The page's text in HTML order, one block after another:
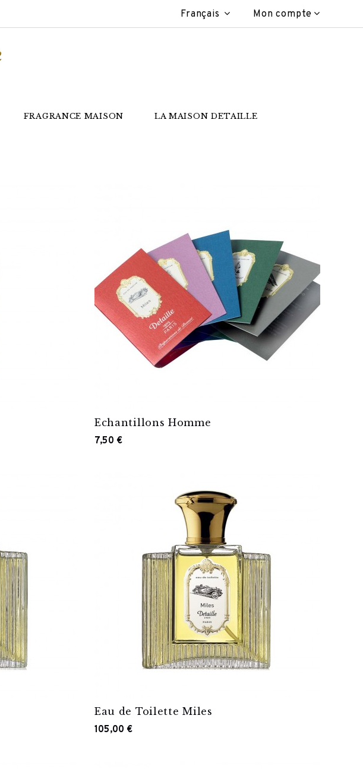
Français Mon compte
FRAGRANCE MAISON LA MAISON DETAILLE
Echantillons Homme
7,50 €
Eau de Toilette Miles
105,00 €